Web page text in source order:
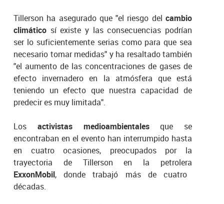
Tillerson ha asegurado que "el riesgo del cambio
climático sí existe y las consecuencias podrían
ser lo suficientemente serias como para que sea
necesario tomar medidas" y ha resaltado también
"el aumento de las concentraciones de gases de
efecto invernadero en la atmósfera que está
teniendo un efecto que nuestra capacidad de
predecir es muy limitada".
Los activistas medioambientalesque se
encontraban en el evento han interrumpido hasta
en cuatro ocasiones, preocupados por la
trayectoria de Tillerson en la petrolera
ExxonMobil, donde trabajó más de cuatro
décadas.